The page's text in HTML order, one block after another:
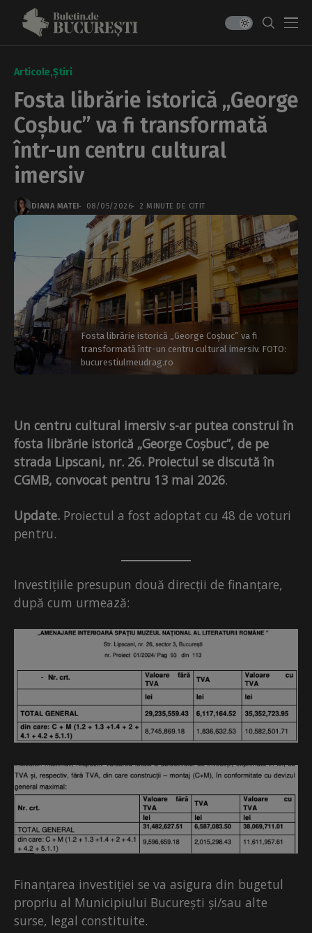
Articole Știri
Fosta librărie istorică „George
Coșbuc” va fi transformată
într-un centru cultural
imersiv
DIANA MATEI 08/05/2026 2 MINUTE DE CITIT
Fosta librărie istorică „George Coșbuc” va fi
transformată într-un centru cultural imersiv. FOTO:
bucurestiulmeudrag.ro
Un centru cultural imersiv s-ar putea construi în
fosta librărie istorică „George Coșbuc”, de pe
strada Lipscani, nr. 26. Proiectul se discută în
CGMB, convocat pentru 13 mai 2026.
Update. Proiectul a fost adoptat cu 48 de voturi
pentru.
Investițiile presupun două direcții de finanțare,
după cum urmează:
Finanțarea investiției se va asigura din bugetul
propriu al Municipiului București și/sau alte
surse, legal constituite.